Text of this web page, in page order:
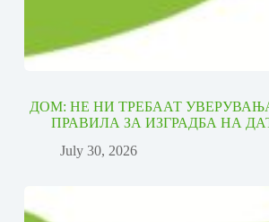
ДОМ: НЕ НИ ТРЕБААТ
ПРАВИЛА ЗА ИЗГРАДБА НА
July 30, 2026